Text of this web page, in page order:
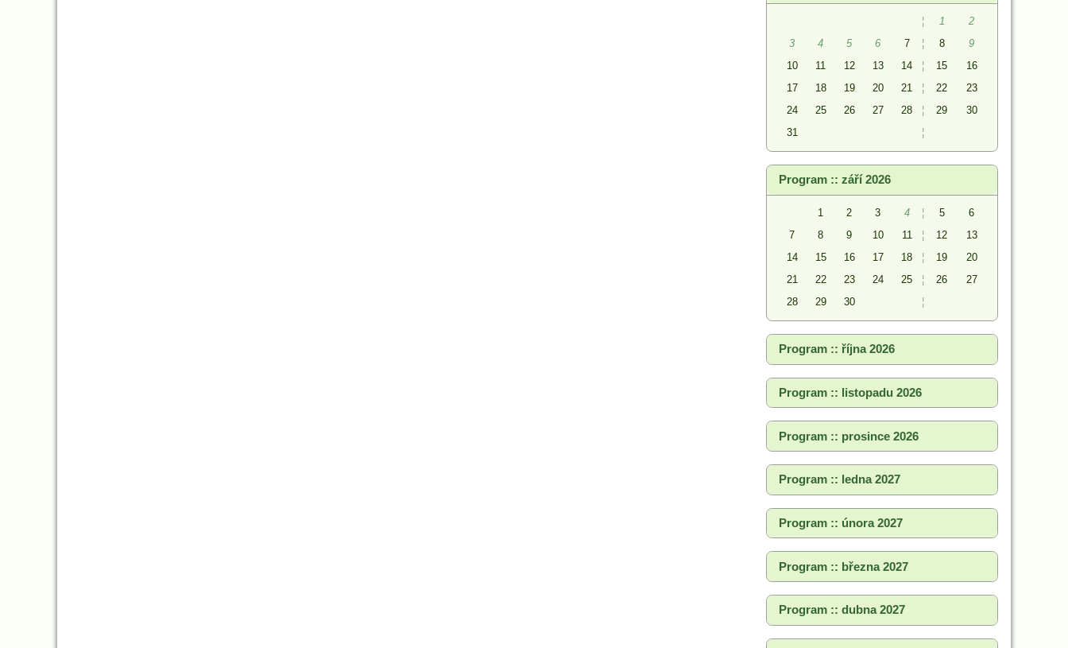
¦ 1
2
3
4 5 6 7 ¦ 8
9
10
11 12 13 14 ¦ 15
16
17
18 19 20 21 ¦ 22
23
24
25 26 27 28 ¦ 29
30
31
¦
Program :: září 2026
1 2 3 4 ¦ 5
6
7
8 9 10 11 ¦ 12
13
14
15 16 17 18 ¦ 19
20
21
22 23 24 25 ¦ 26
27
28
29 30 ¦
Program :: října 2026
Program :: listopadu 2026
Program :: prosince 2026
Program :: ledna 2027
Program :: února 2027
Program :: března 2027
Program :: dubna 2027